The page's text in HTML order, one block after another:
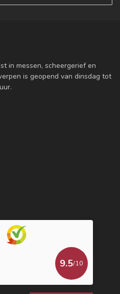
in messen, scheergerief en
is geopend van dinsdag tot
9.5/10